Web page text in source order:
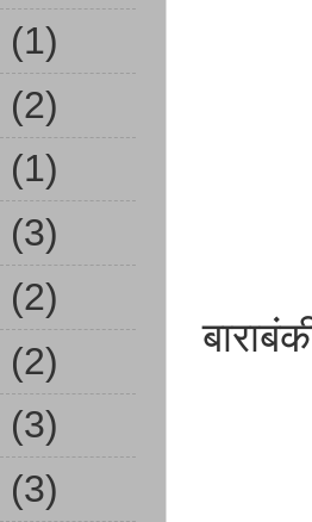
(1)
(2)
(1)
(3)
(2)
(2)
(3)
(3)